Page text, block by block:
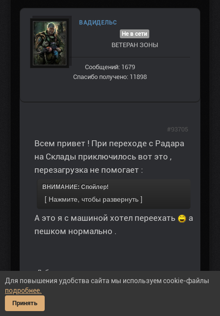
ВАДИДЕЛЬС
Не в сети
ВЕТЕРАН ЗOНЫ
Сообщений: 1679
Спасибо получено: 11898
Всем привет ! При переходе с Радара
на Склады приключилось вот это ,
перезагрузка не помогает :
ВНИМАНИЕ: Спойлер!
А это я с машиной хотел переехать
а
пешком нормально .
Добиваются успеха лишь те, кто всегда стремится
помогать другим. Те, кто ищет лишь свою выгоду,
обречены на поражение.
безразличие.
#93705
Для повышения удобства сайта мы используем cookie-файлы
подробнее.
Принять